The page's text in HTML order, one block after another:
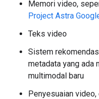
Memori video,
Project Astra
Teks video
Sistem
metadata yang ada
multimodal baru
Penyesuaian